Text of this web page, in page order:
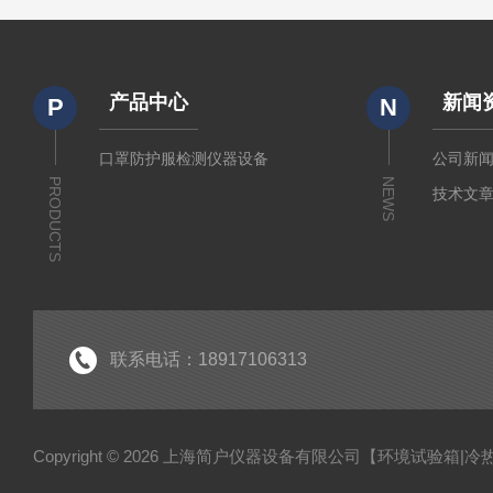
P
PRODUCTS
产品中心
口罩防护服检测仪器设备
N
NEWS
新闻
公司新
技术文
联系电话：18917106313
Copyright © 2026 上海简户仪器设备有限公司【环境试验箱|